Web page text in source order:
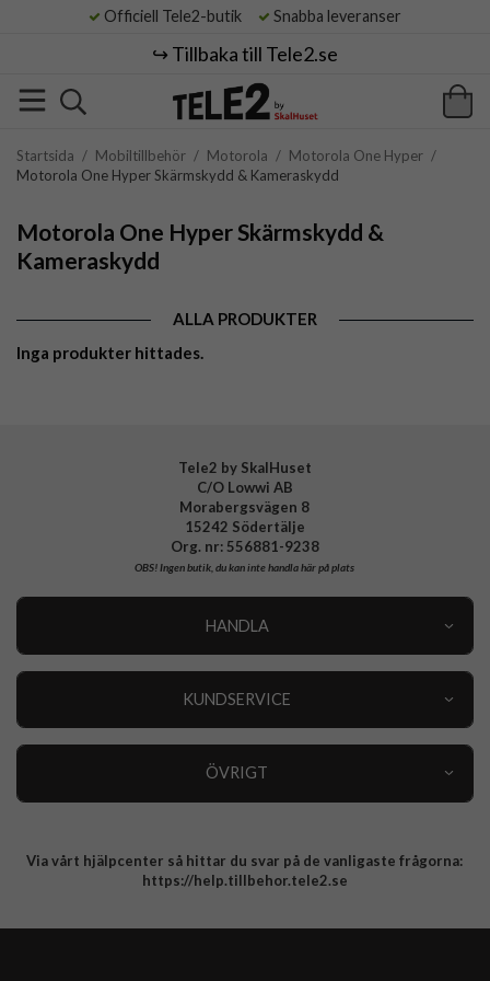
Officiell Tele2-butik Snabba leveranser
↪️ Tillbaka till Tele2.se
Startsida / Mobiltillbehör / Motorola / Motorola One Hyper /
Motorola One Hyper Skärmskydd & Kameraskydd
Motorola One Hyper Skärmskydd &
Kameraskydd
ALLA PRODUKTER
Inga produkter hittades.
Tele2 by SkalHuset
C/O Lowwi AB
Morabergsvägen 8
15242 Södertälje
Org. nr: 556881-9238
OBS!Ingen butik, du kan inte handla här på plats
HANDLA
KUNDSERVICE
ÖVRIGT
Integritetspolicy
Via vårt hjälpcenter så hittar du svar på de vanligaste frågorna:
https://help.tillbehor.tele2.se